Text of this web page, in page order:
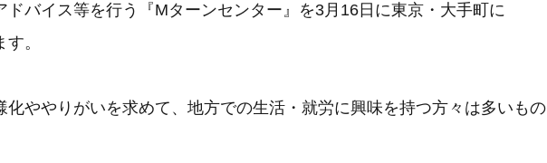
ドバイス等を行う『Mターンセンター』を3月16日に東京・大手町に
。
化ややりがいを求めて、地方での生活・就労に興味を持つ方々は多いもの